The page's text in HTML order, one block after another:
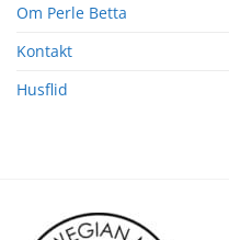
Om Perle Betta
Kontakt
Husflid